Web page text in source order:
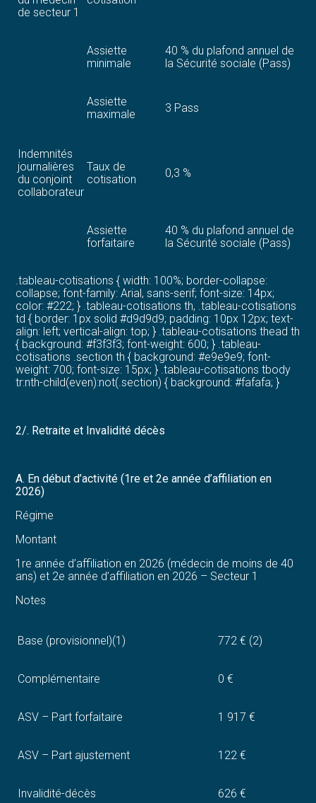
de secteur 1
Assiette
minimale
40 % du plafond annuel de
la Sécurité sociale (Pass)
Assiette
maximale
3 Pass
Indemnités
journalières
du conjoint
collaborateur
Taux de
cotisation
0,3 %
Assiette
forfaitaire
40 % du plafond annuel de
la Sécurité sociale (Pass)
.tableau-cotisations { width: 100%; border-collapse:
collapse; font-family: Arial, sans-serif; font-size: 14px;
color: #222; } .tableau-cotisations th, .tableau-cotisations
td { border: 1px solid #d9d9d9; padding: 10px 12px; text-
align: left; vertical-align: top; } .tableau-cotisations thead th
{ background: #f3f3f3; font-weight: 600; } .tableau-
cotisations .section th { background: #e9e9e9; font-
weight: 700; font-size: 15px; } .tableau-cotisations tbody
tr:nth-child(even):not(.section) { background: #fafafa; }
2/. Retraite et Invalidité décès
A. En début d’activité (1re et 2e année d’affiliation en
2026)
Régime
Montant
1re année d’affiliation en 2026 (médecin de moins de 40
ans) et 2e année d’affiliation en 2026 – Secteur 1
Notes
Base (provisionnel)(1) 772 € (2)
Complémentaire 0 €
ASV – Part forfaitaire 1 917 €
ASV – Part ajustement 122 €
Invalidité-décès 626 €